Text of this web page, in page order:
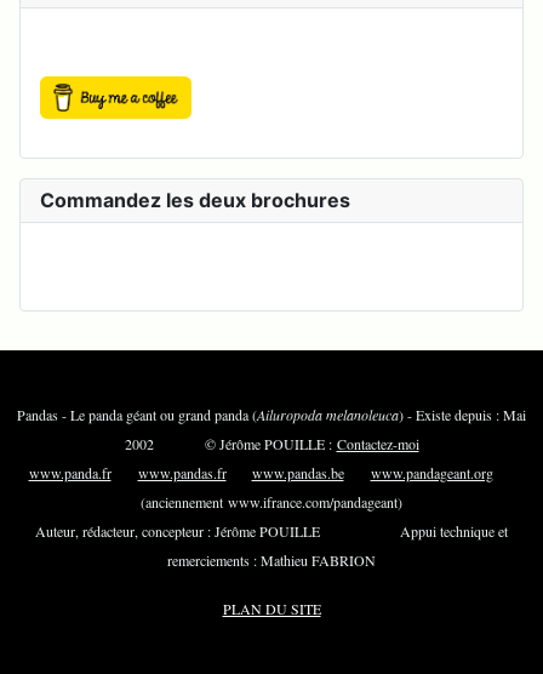
Commandez les deux brochures
Pandas - Le panda géant ou grand panda (Ailuropoda melanoleuca) - Existe depuis : Mai
2002 © Jérôme POUILLE : Contactez-moi
www.panda.fr
www.pandas.fr www.pandas.be
www.pandageant.org
(anciennement www.ifrance.com/pandageant)
Auteur, rédacteur, concepteur : Jérôme POUILLE Appui technique et
remerciements : Mathieu FABRION
PLAN DU SITE